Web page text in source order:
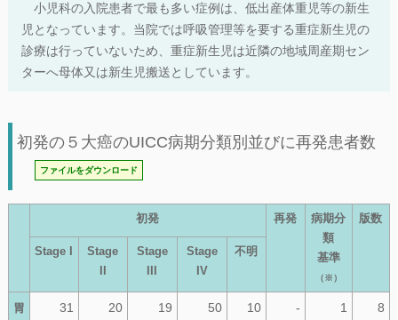
小児科の入院患者で最も多い症例は、低出産体重児等の新生
児となっています。当院では呼吸管理等を要する重症新生児の
診療は行っていないため、重症新生児は近隣の地域周産期セン
ターへ母体又は新生児搬送としています。
初発の５大癌のUICC病期分類別並びに再発患者数
ファイルをダウンロード
初発 再発
病期分
類
基準
（※）
版数
Stage I
Stage
Stage
Stage
IV
不明
胃
31 20 19 50 10 - 1 8